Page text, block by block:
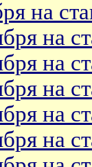
на
на
на
на
на
на